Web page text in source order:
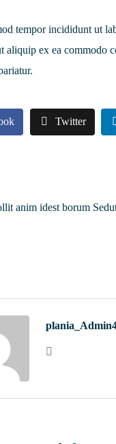
tempor incididunt ut
aliquip ex ea commodo
Twitter
anim idest borum